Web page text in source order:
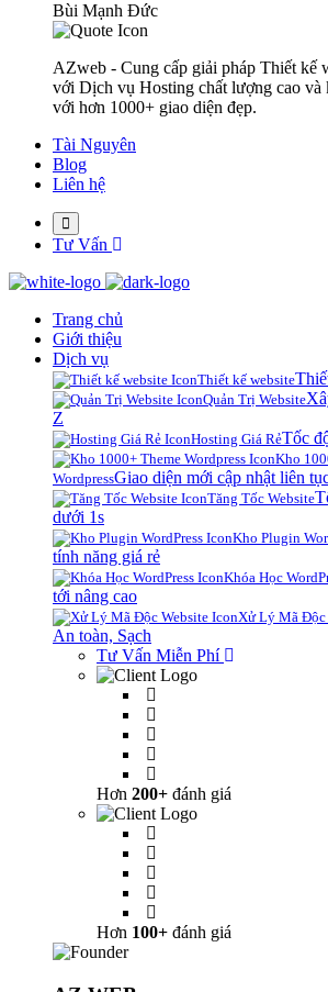
Bùi Mạnh Đức
AZweb - Cung cấp giải pháp Thiết kế
với Dịch vụ Hosting chất lượng cao và
với hơn 1000+ giao diện đẹp.
Tài Nguyên
Blog
Liên hệ
Tư Vấn
Trang chủ
Giới thiệu
Dịch vụ
Thiết kế website
Quản Trị Website
Z
Hosting Giá RẻTốc
Kho
WordpressGiao diện mới cập nhật liên
Tăng Tốc Website
dưới 1s
Kho Plugin
tính năng giá rẻ
Khóa Học
tới nâng cao
Xử Lý Mã Độc
An toàn, Sạch
Tư Vấn Miễn Phí
Hơn 200+ đánh giá
Hơn 100+ đánh giá